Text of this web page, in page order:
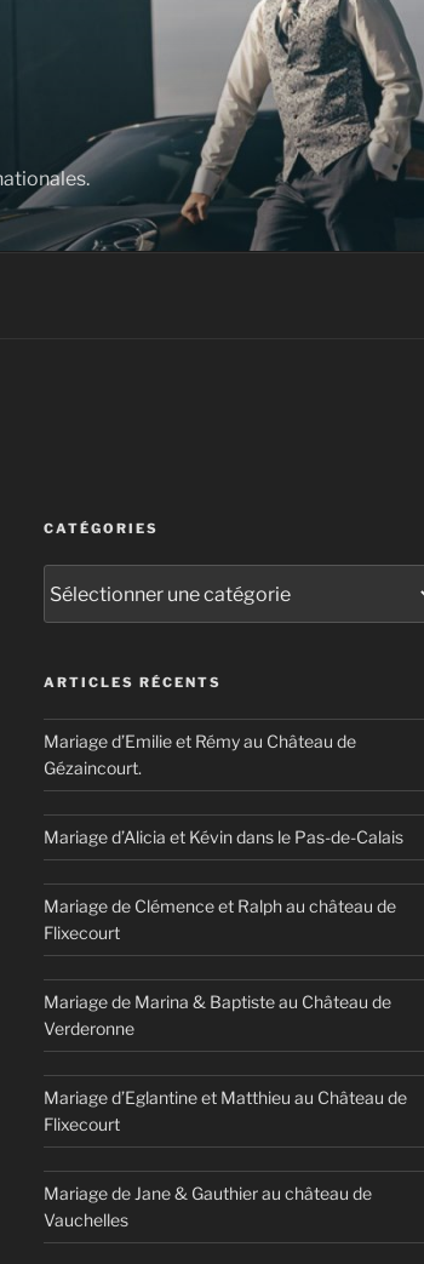
CATÉGORIES
ARTICLES RÉCENTS
Mariage d’Emilie et Rémy au Château de
Gézaincourt.
Mariage d’Alicia et Kévin dans le Pas-de-Calais
Mariage de Clémence et Ralph au château de
Flixecourt
Mariage de Marina & Baptiste au Château de
Verderonne
Mariage d’Eglantine et Matthieu au Château de
Flixecourt
Mariage de Jane & Gauthier au château de
Vauchelles